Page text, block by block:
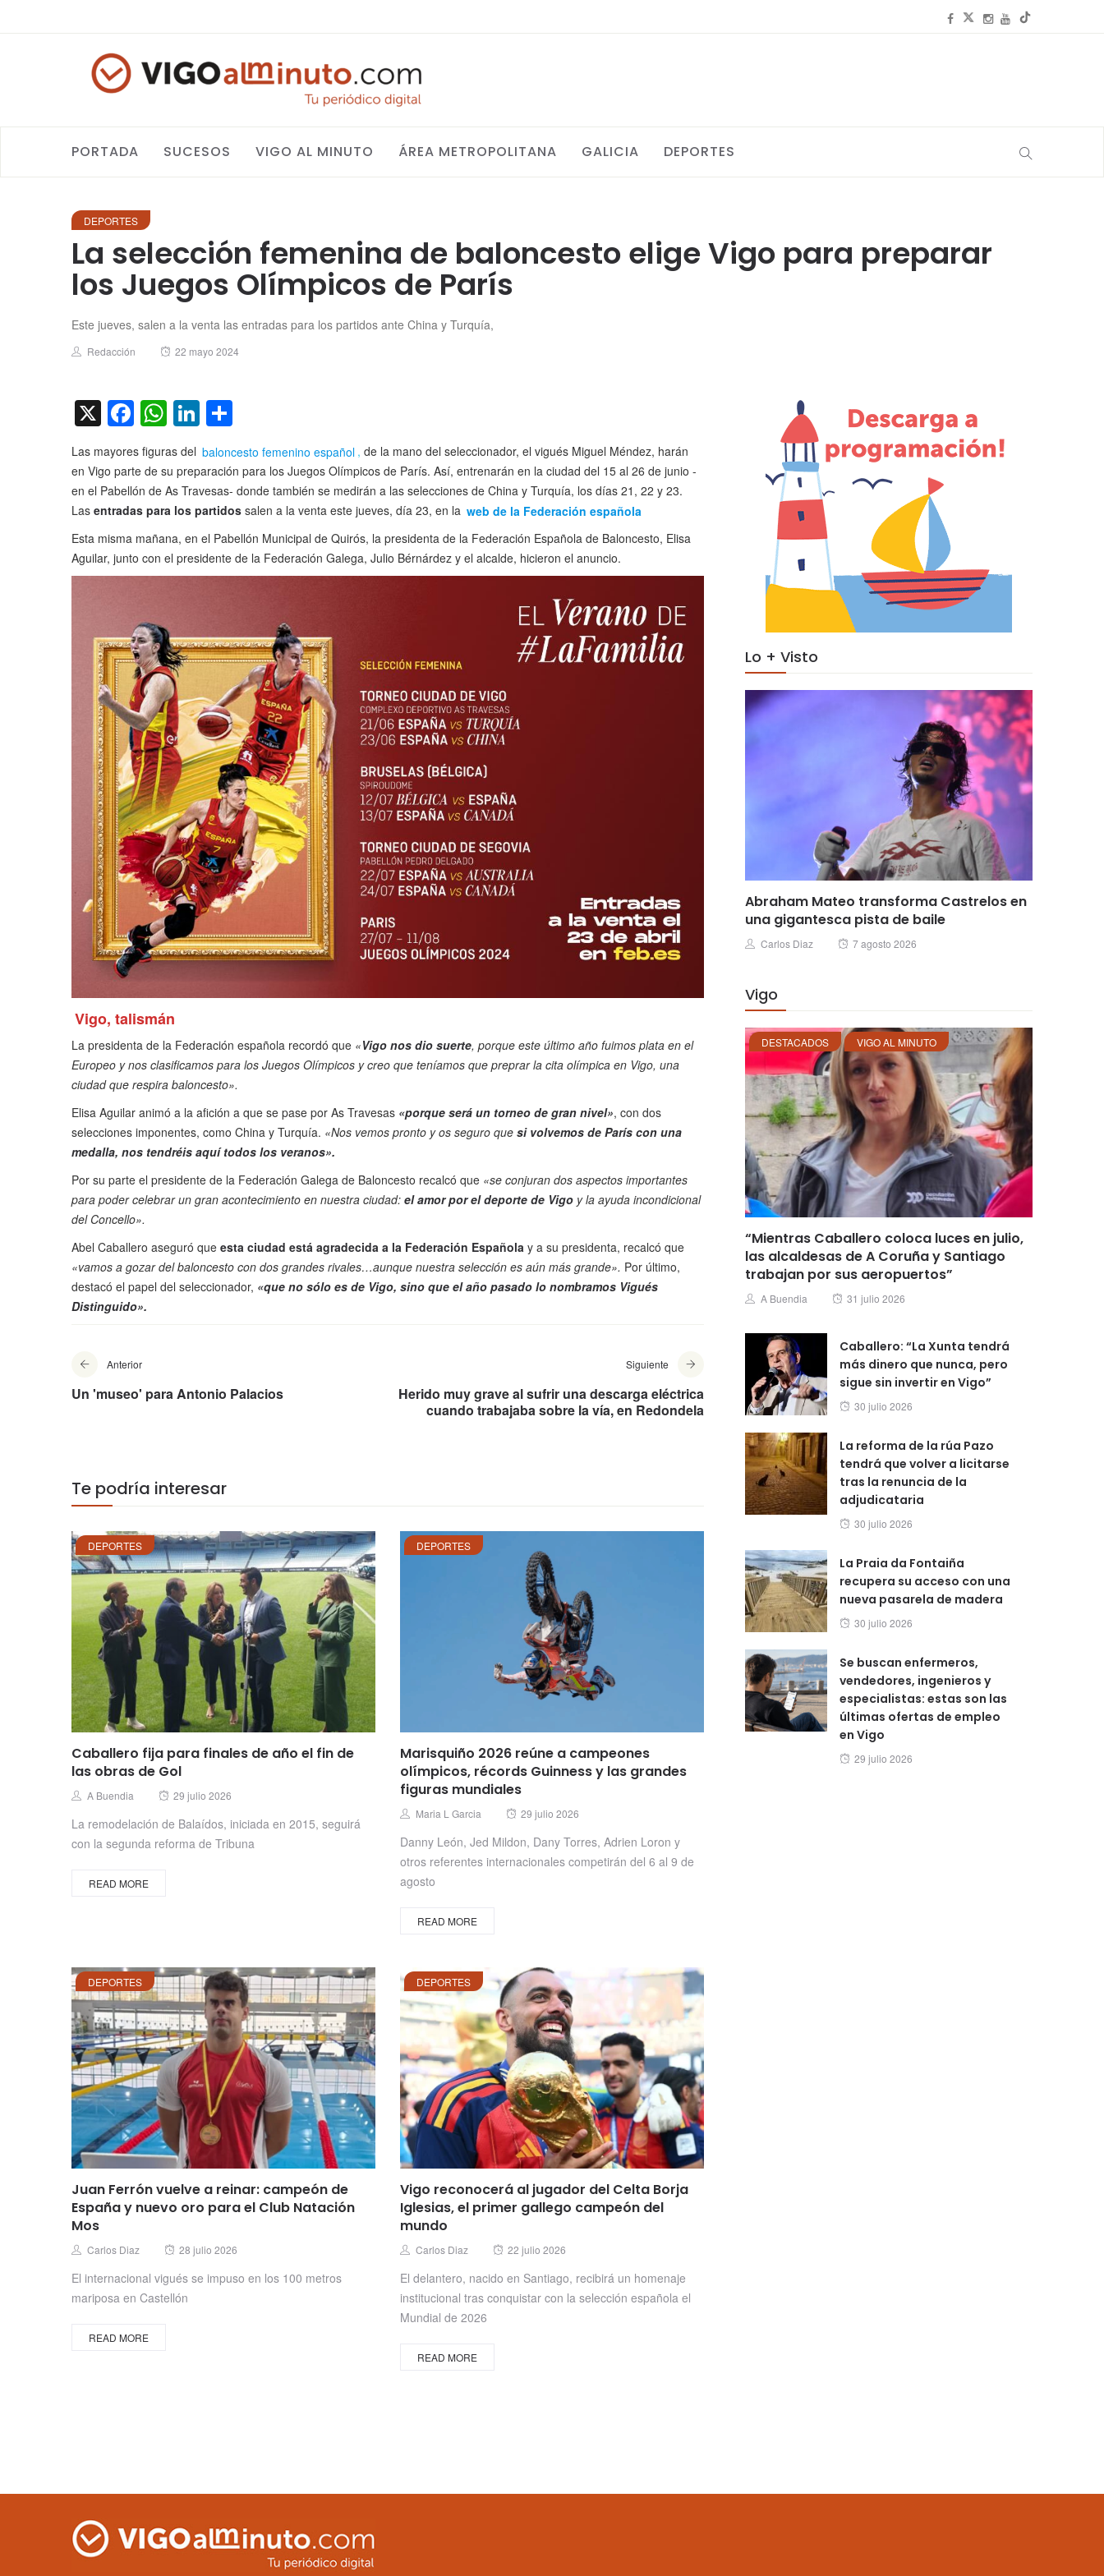
PORTADA SUCESOS VIGO AL MINUTO ÁREA METROPOLITANA GALICIA DEPORTES
DEPORTES
La selección femenina de baloncesto elige Vigo para preparar
los Juegos Olímpicos de París
Este jueves, salen a la venta las entradas para los partidos ante China y Turquía,
Author
Redacción
Posted
22 mayo 2024
X Facebook
WhatsApp
LinkedIn
Las mayores figuras del baloncesto femenino español , de la mano del seleccionador, el vigués Miguel Méndez, harán
en Vigo parte de su preparación para los Juegos Olímpicos de París. Así, entrenarán en la ciudad del 15 al 26 de junio -
en el Pabellón de As Travesas- donde también se medirán a las selecciones de China y Turquía, los días 21, 22 y 23.
Las entradas para los partidos salen a la venta este jueves, día 23, en la web de la Federación española
Esta misma mañana, en el Pabellón Municipal de Quirós, la presidenta de la Federación Española de Baloncesto, Elisa
Aguilar, junto con el presidente de la Federación Galega, Julio Bérnárdez y el alcalde, hicieron el anuncio.
Vigo, talismán
La presidenta de la Federación española recordó que «Vigo nos dio suerte, porque este último año fuimos plata en el
Europeo y nos clasificamos para los Juegos Olímpicos y creo que teníamos que preprar la cita olímpica en Vigo, una
ciudad que respira baloncesto».
Elisa Aguilar animó a la afición a que se pase por As Travesas «porque será un torneo de gran nivel», con dos
selecciones imponentes, como China y Turquía. «Nos vemos pronto y os seguro que si volvemos de París con una
medalla, nos tendréis aquí todos los veranos».
Por su parte el presidente de la Federación Galega de Baloncesto recalcó que «se conjuran dos aspectos importantes
para poder celebrar un gran acontecimiento en nuestra ciudad: el amor por el deporte de Vigo y la ayuda incondicional
del Concello».
Abel Caballero aseguró que esta ciudad está agradecida a la Federación Española y a su presidenta, recalcó que
«vamos a gozar del baloncesto con dos grandes rivales…aunque nuestra selección es aún más grande». Por último,
destacó el papel del seleccionador, «que no sólo es de Vigo, sino que el año pasado lo nombramos Vigués
Distinguido».
Anterior
Un 'museo' para Antonio Palacios
Siguiente
Herido muy grave al sufrir una descarga eléctrica
cuando trabajaba sobre la vía, en Redondela
Te podría interesar
DEPORTES
Caballero fija para finales de año el fin de
las obras de Gol
Author
A Buendia
Posted
29 julio 2026
La remodelación de Balaídos, iniciada en 2015, seguirá
con la segunda reforma de Tribuna
READ MORE
DEPORTES
Marisquiño 2026 reúne a campeones
olímpicos, récords Guinness y las grandes
figuras mundiales
Author
Maria L Garcia
Posted
29 julio 2026
Danny León, Jed Mildon, Dany Torres, Adrien Loron y
otros referentes internacionales competirán del 6 al 9 de
agosto
READ MORE
DEPORTES
Juan Ferrón vuelve a reinar: campeón de
España y nuevo oro para el Club Natación
Mos
Author
Carlos Diaz
Posted
28 julio 2026
El internacional vigués se impuso en los 100 metros
mariposa en Castellón
READ MORE
DEPORTES
Vigo reconocerá al jugador del Celta Borja
Iglesias, el primer gallego campeón del
mundo
Author
Carlos Diaz
Posted
22 julio 2026
El delantero, nacido en Santiago, recibirá un homenaje
institucional tras conquistar con la selección española el
Mundial de 2026
READ MORE
Lo + Visto
Abraham Mateo transforma Castrelos en
una gigantesca pista de baile
Author
Carlos Diaz
Posted
7 agosto 2026
Vigo
DESTACADOS VIGO AL MINUTO
“Mientras Caballero coloca luces en julio,
las alcaldesas de A Coruña y Santiago
trabajan por sus aeropuertos”
Author
A Buendia
Posted
31 julio 2026
Caballero: “La Xunta tendrá
más dinero que nunca, pero
sigue sin invertir en Vigo”
Posted
30 julio 2026
La reforma de la rúa Pazo
tendrá que volver a licitarse
tras la renuncia de la
adjudicataria
Posted
30 julio 2026
La Praia da Fontaiña
recupera su acceso con una
nueva pasarela de madera
Posted
30 julio 2026
Se buscan enfermeros,
vendedores, ingenieros y
especialistas: estas son las
últimas ofertas de empleo
en Vigo
Posted
29 julio 2026